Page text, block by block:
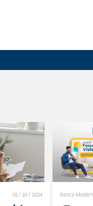
01 / 10 / 2024 Banca